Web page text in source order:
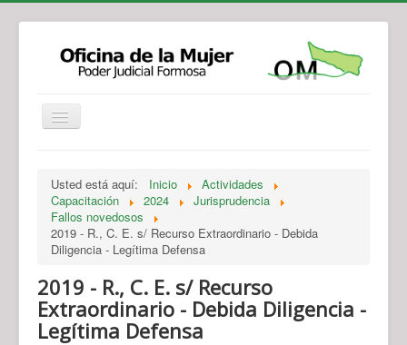
Legislación
Novedades
Recursos y Servicios de Atención
Usted está aquí: Inicio
Actividades
Capacitación
2024
Jurisprudencia
Fallos novedosos
2019 - R., C. E. s/ Recurso Extraordinario - Debida
Diligencia - Legítima Defensa
2019 - R., C. E. s/ Recurso
Extraordinario - Debida Diligencia -
Legítima Defensa